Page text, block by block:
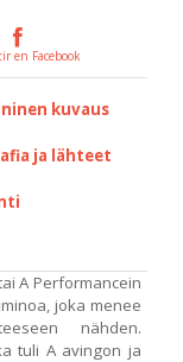
en Facebook
kuvaus
ja lähteet
A Performancein
joka menee
nähden.
tuli A avingon ja